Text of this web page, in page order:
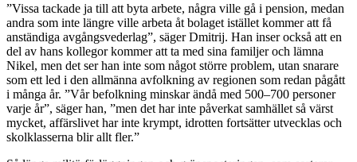
”Vissa tackade ja till att byta arbete, några ville gå i pension, medan
andra som inte längre ville arbeta åt bolaget istället kommer att få
anständiga avgångsvederlag”, säger Dmitrij. Han inser också att en
del av hans kollegor kommer att ta med sina familjer och lämna
Nikel, men det ser han inte som något större problem, utan snarare
som ett led i den allmänna avfolkning av regionen som redan pågått
i många år. ”Vår befolkning minskar ändå med 500–700 personer
varje år”, säger han, ”men det har inte påverkat samhället så värst
mycket, affärslivet har inte krympt, idrotten fortsätter utvecklas och
skolklasserna blir allt fler.”